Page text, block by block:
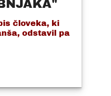
človeka, ki
odstavil pa